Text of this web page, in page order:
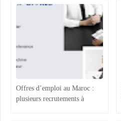
Qualité
Offres d’emploi au Maroc :
plusieurs recrutements à